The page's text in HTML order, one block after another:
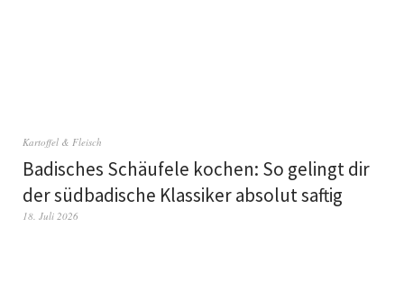
Kartoffel & Fleisch
Badisches Schäufele kochen: So gelingt dir
der südbadische Klassiker absolut saftig
18. Juli 2026